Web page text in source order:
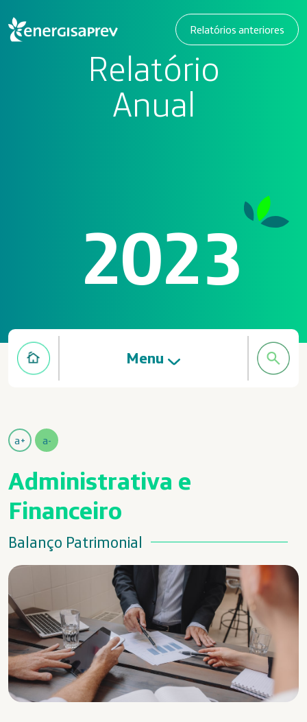
Relatórios anteriores
Relatório
Anual
2023
Menu
a+ a-
Administrativa e
Financeiro
Balanço Patrimonial